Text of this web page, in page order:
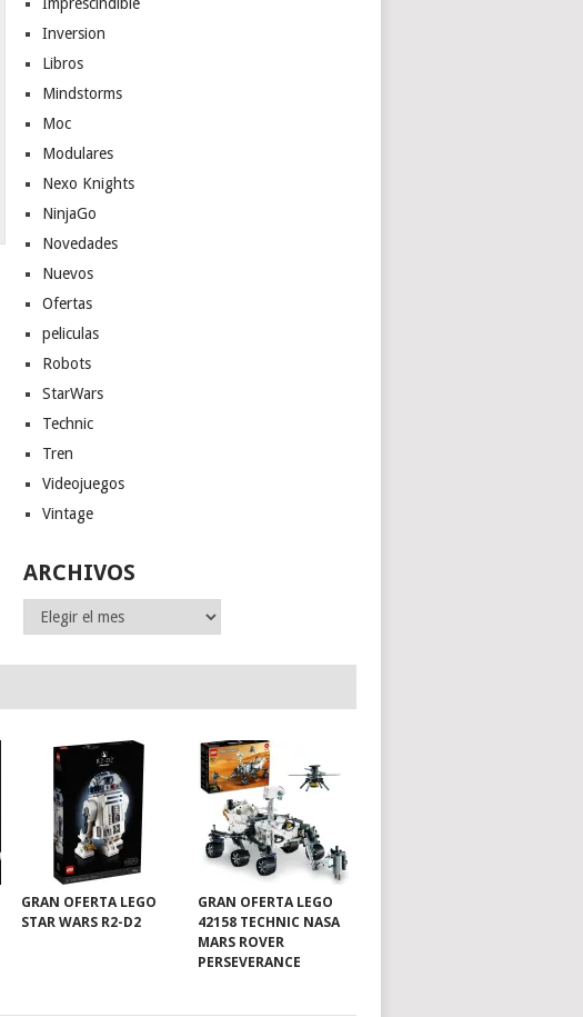
Inversion
Libros
Mindstorms
Moc
Modulares
Nexo Knights
NinjaGo
Novedades
Nuevos
Ofertas
peliculas
Robots
StarWars
Technic
Tren
Videojuegos
Vintage
ARCHIVOS
Archivos
GRAN OFERTA LEGO
STAR WARS R2-D2
GRAN OFERTA LEGO
42158 TECHNIC NASA
MARS ROVER
PERSEVERANCE